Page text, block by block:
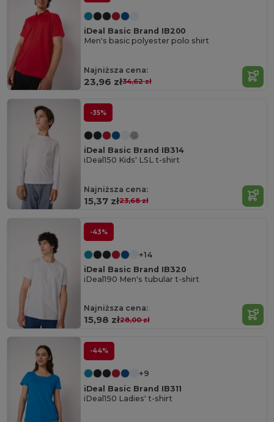
iDeal Basic Brand IB200
Men's basic polyester polo shirt
Najniższa cena:
23,96 zł34,62 zł
-35%
iDeal Basic Brand IB314
iDeal150 Kids' LSL t-shirt
Najniższa cena:
15,37 zł23,68 zł
-43%
+14
iDeal Basic Brand IB320
iDeal190 Men's tubular t-shirt
Najniższa cena:
15,98 zł28,00 zł
-44%
+9
iDeal Basic Brand IB311
iDeal150 Ladies' t-shirt